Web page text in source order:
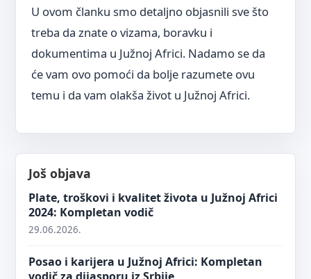
U ovom članku smo detaljno objasnili sve što
treba da znate o vizama, boravku i
dokumentima u Južnoj Africi. Nadamo se da
će vam ovo pomoći da bolje razumete ovu
temu i da vam olakša život u Južnoj Africi.
Još objava
Plate, troškovi i kvalitet života u Južnoj Africi
2024: Kompletan vodič
29.06.2026.
Posao i karijera u Južnoj Africi: Kompletan
vodič za dijasporu iz Srbije